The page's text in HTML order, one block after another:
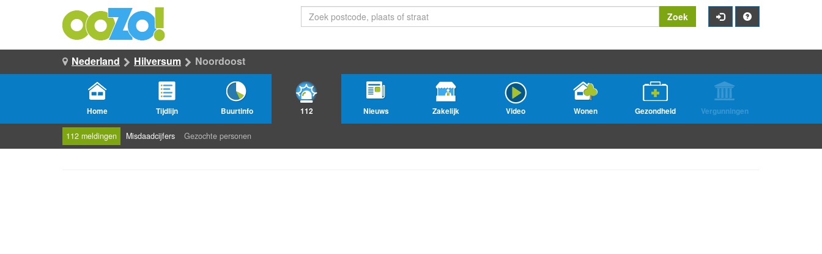
Zoek
Nederland Hilversum Noordoost
Home Tijdlijn Buurtinfo 112 Nieuws Zakelijk Video Wonen Gezondheid Vergunningen
112 meldingen Misdaadcijfers Gezochte personen